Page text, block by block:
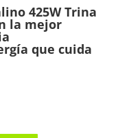
425W Trina
la mejor
que cuida